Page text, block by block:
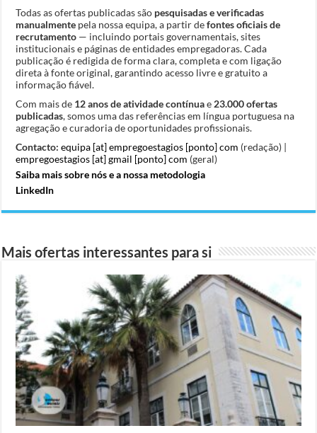
Todas as ofertas publicadas são pesquisadas e verificadas
manualmente pela nossa equipa, a partir defontes oficiais de
recrutamento — incluindo portais governamentais, sites
institucionais e páginas de entidades empregadoras. Cada
publicação é redigida de forma clara, completa e com ligação
direta à fonte original, garantindo acesso livre e gratuito a
informação fiável.
Com mais de 12 anos de atividade contínuae 23.000 ofertas
publicadas, somos uma das referências em língua portuguesa na
agregação e curadoria de oportunidades profissionais.
Contacto: equipa [at] empregoestagios [ponto] com (redação) |
empregoestagios [at] gmail [ponto] com (geral)
Saiba mais sobre nós e a nossa metodologia
LinkedIn
Mais ofertas interessantes para si